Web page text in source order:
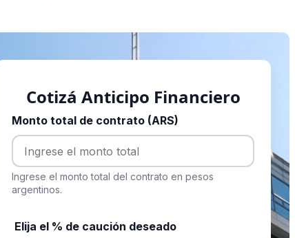
Cotizá Anticipo Financiero
Monto total de contrato (ARS)
Ingrese el monto total del contrato en pesos
argentinos.
Elija el % de caución deseado